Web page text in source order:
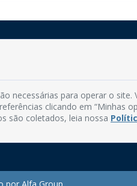
CEP: 58.280-000
Fone:
Email:
Expediente: Segunda
por Alfa Group
necessárias para operar o
clicando em “Minhas
são coletados, leia nossa